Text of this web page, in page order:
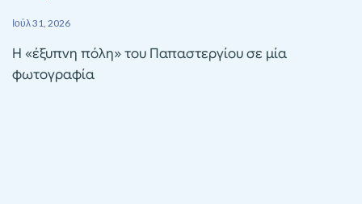
Ιούλ 31, 2026
Η «έξυπνη πόλη» του Παπαστεργίου σε μία
φωτογραφία